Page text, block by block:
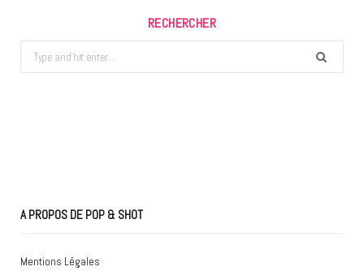
RECHERCHER
Search
for:
A PROPOS DE POP & SHOT
Mentions Légales